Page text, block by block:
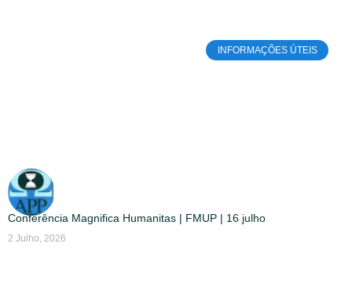
INFORMAÇÕES ÚTEIS
Conferência Magnifica Humanitas | FMUP | 16 julho
2 Julho, 2026